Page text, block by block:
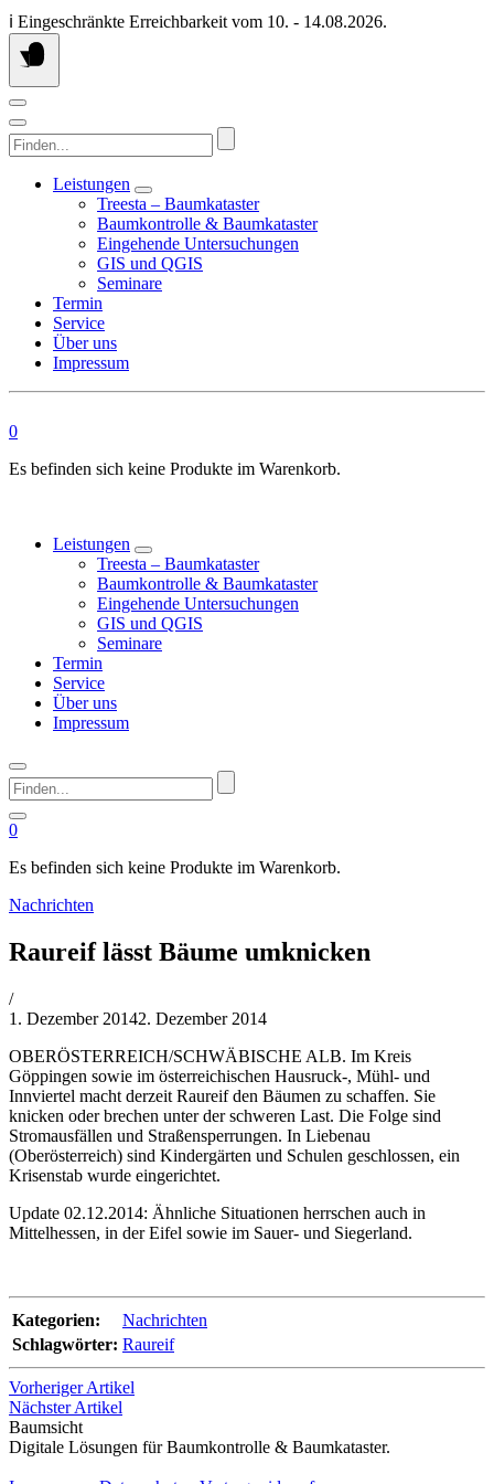
Springen
Sie
zum
ℹ️ Eingeschränkte Erreichbarkeit vom 10. - 14.08.2026.
Finden...
Leistungen
Treesta – Baumkataster
Baumkontrolle & Baumkataster
Eingehende Untersuchungen
GIS und QGIS
Seminare
Termin
Service
Über uns
Impressum
0
Es befinden sich keine Produkte im Warenkorb.
Leistungen
Treesta – Baumkataster
Baumkontrolle & Baumkataster
Eingehende Untersuchungen
GIS und QGIS
Seminare
Termin
Service
Über uns
Impressum
Finden...
0
Es befinden sich keine Produkte im Warenkorb.
Nachrichten
Raureif lässt Bäume umknicken
von
Philipp
/
1. Dezember 20142. Dezember 2014
OBERÖSTERREICH/SCHWÄBISCHE ALB. Im Kreis
Göppingen sowie im österreichischen Hausruck-, Mühl- und
Innviertel macht derzeit Raureif den Bäumen zu schaffen. Sie
knicken oder brechen unter der schweren Last. Die Folge sind
Stromausfällen und Straßensperrungen. In Liebenau
(Oberösterreich) sind Kindergärten und Schulen geschlossen, ein
Krisenstab wurde eingerichtet.
Update 02.12.2014: Ähnliche Situationen herrschen auch in
Mittelhessen, in der Eifel sowie im Sauer- und Siegerland.
Kategorien:
Nachrichten
Schlagwörter: Raureif
Vorheriger Artikel
Nächster Artikel
Baumsicht
Digitale Lösungen für Baumkontrolle & Baumkataster.